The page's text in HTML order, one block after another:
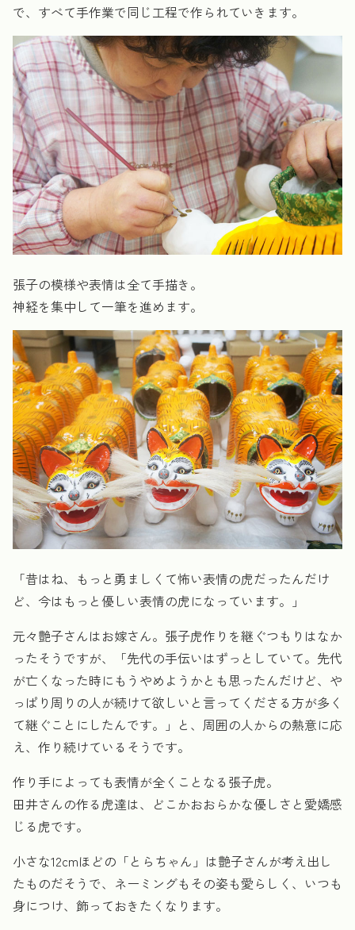
で、すべて手作業で同じ工程で作られていきます。
張子の模様や表情は全て手描き。
神経を集中して一筆を進めます。
「昔はね、もっと勇ましくて怖い表情の虎だったんだけ
ど、今はもっと優しい表情の虎になっています。」
元々艶子さんはお嫁さん。張子虎作りを継ぐつもりはなか
ったそうですが、「先代の手伝いはずっとしていて。先代
が亡くなった時にもうやめようかとも思ったんだけど、や
っぱり周りの人が続けて欲しいと言ってくださる方が多く
て継ぐことにしたんです。」と、周囲の人からの熱意に応
え、作り続けているそうです。
作り手によっても表情が全くことなる張子虎。
田井さんの作る虎達は、どこかおおらかな優しさと愛嬌感
じる虎です。
小さな12cmほどの「とらちゃん」は艶子さんが考え出し
たものだそうで、ネーミングもその姿も愛らしく、いつも
身につけ、飾っておきたくなります。